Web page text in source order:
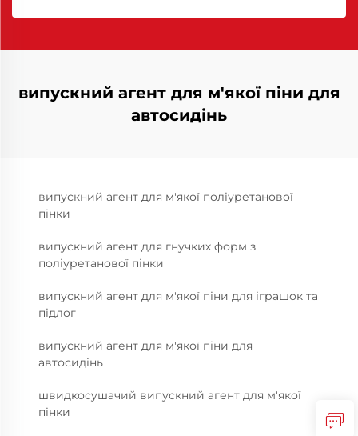
випускний агент для м'якої піни для
автосидінь
випускний агент для м'якої поліуретанової
пінки
випускний агент для гнучких форм з
поліуретанової пінки
випускний агент для м'якої піни для іграшок та
підлог
випускний агент для м'якої піни для
автосидінь
швидкосушачий випускний агент для м'якої
пінки